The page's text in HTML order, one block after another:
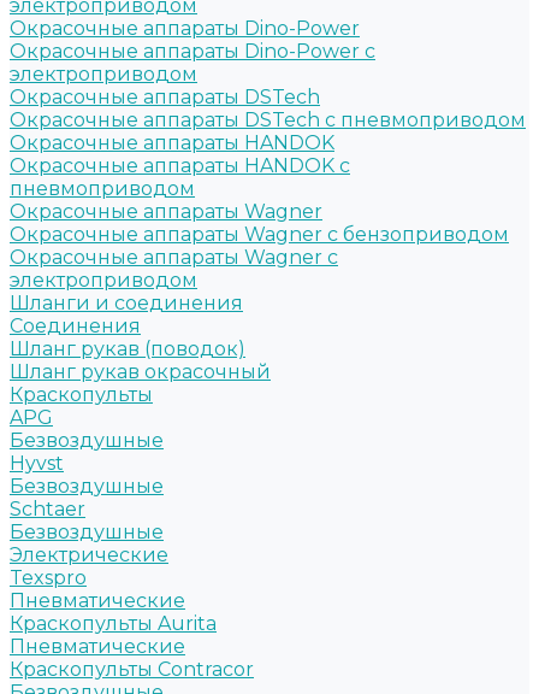
электроприводом
Окрасочные аппараты Dino-Power
Окрасочные аппараты Dino-Power с
электроприводом
Окрасочные аппараты DSTech
Окрасочные аппараты DSTech c пневмоприводом
Окрасочные аппараты HANDOK
Окрасочные аппараты HANDOK c
пневмоприводом
Окрасочные аппараты Wagner
Окрасочные аппараты Wagner с бензоприводом
Окрасочные аппараты Wagner с
электроприводом
Шланги и соединения
Cоединения
Шланг рукав (поводок)
Шланг рукав окрасочный
Краскопульты
APG
Безвоздушные
Hyvst
Безвоздушные
Schtaer
Безвоздушные
Электрические
Texspro
Пневматические
Краскопульты Aurita
Пневматические
Краскопульты Contracor